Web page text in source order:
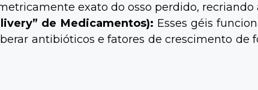
exato do osso perdido,
de Medicamentos): Esses géis
antibióticos e fatores de crescimento